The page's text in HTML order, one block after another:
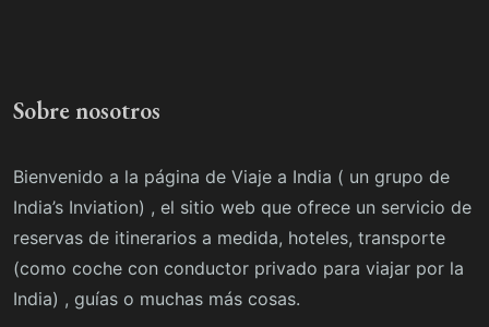
Sobre nosotros
Bienvenido a la página de Viaje a India ( un grupo de
India’s Inviation) , el sitio web que ofrece un servicio de
reservas de itinerarios a medida, hoteles, transporte
(como coche con conductor privado para viajar por la
India) , guías o muchas más cosas.